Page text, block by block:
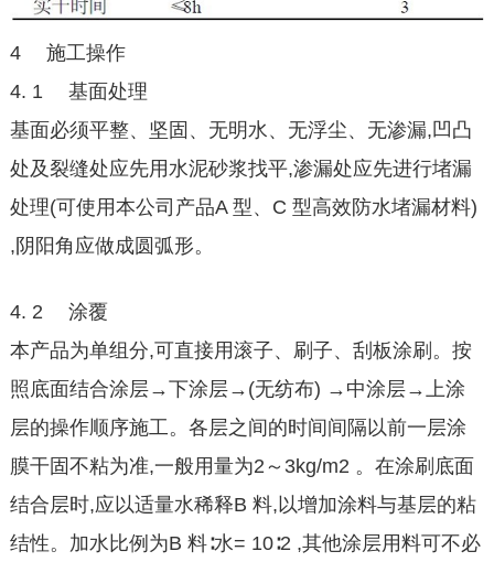
4 施工操作
4. 1 基面处理
基面必须平整、坚固、无明水、无浮尘、无渗漏,凹凸
处及裂缝处应先用水泥砂浆找平,渗漏处应先进行堵漏
处理(可使用本公司产品A 型、C 型高效防水堵漏材料)
,阴阳角应做成圆弧形。
4. 2 涂覆
本产品为单组分,可直接用滚子、刷子、刮板涂刷。按
照底面结合涂层→下涂层→(无纺布) →中涂层→上涂
层的操作顺序施工。各层之间的时间间隔以前一层涂
膜干固不粘为准,一般用量为2～3kg/m2 。在涂刷底面
结合层时,应以适量水稀释B 料,以增加涂料与基层的粘
结性。加水比例为B 料∶水= 10∶2 ,其他涂层用料可不必